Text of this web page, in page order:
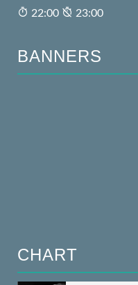
22:00 23:00
BANNERS
CHART